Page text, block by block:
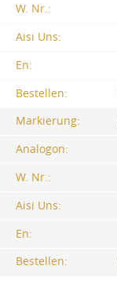
W. Nr.:
Aisi Uns:
En:
Bestellen:
Markierung:
Analogon:
W. Nr.:
Aisi Uns:
En:
Bestellen: